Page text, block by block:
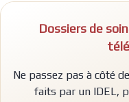
Dossiers de
Ne passez pas à côté
faits par un IDEL,